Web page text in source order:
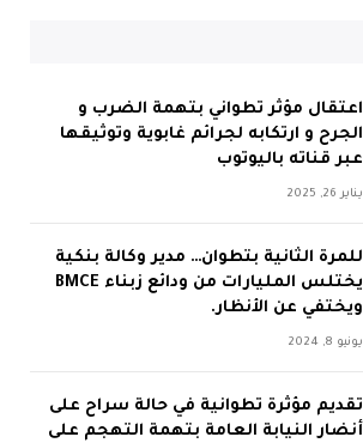
اعتقال مؤثر تطواني بتهمة الضرب و
الجرح و ارتكابه لجرائم غابوية وتوثيقها
عبر قناته باليوتوب
يناير 26, 2025
للمرة الثانية بتطوان… مدير وكالة بنكية
يختلس المليارات من ودائع زبناء BMCE
ويختفي عن الأنظار.
يونيو 8, 2024
تقديم مؤثرة تطوانية في حالة سراح على
أنضار النيابة العامة بتهمة التهجم على